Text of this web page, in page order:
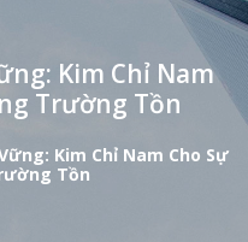
Kim Chỉ Nam
Trường Tồn
Kim Chỉ Nam Cho Sự
Tồn